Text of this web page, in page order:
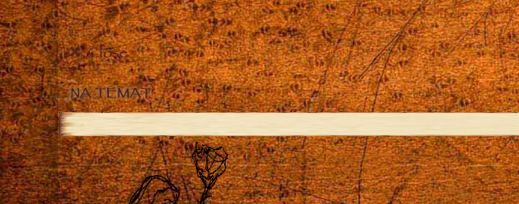
Close
NA TEMAT